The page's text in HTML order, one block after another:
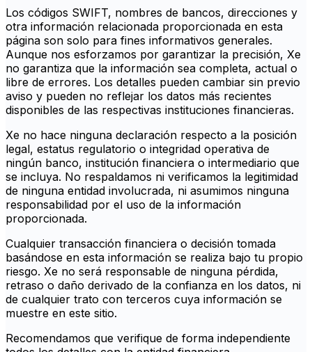
Los códigos SWIFT, nombres de bancos, direcciones y
otra información relacionada proporcionada en esta
página son solo para fines informativos generales.
Aunque nos esforzamos por garantizar la precisión, Xe
no garantiza que la información sea completa, actual o
libre de errores. Los detalles pueden cambiar sin previo
aviso y pueden no reflejar los datos más recientes
disponibles de las respectivas instituciones financieras.
Xe no hace ninguna declaración respecto a la posición
legal, estatus regulatorio o integridad operativa de
ningún banco, institución financiera o intermediario que
se incluya. No respaldamos ni verificamos la legitimidad
de ninguna entidad involucrada, ni asumimos ninguna
responsabilidad por el uso de la información
proporcionada.
Cualquier transacción financiera o decisión tomada
basándose en esta información se realiza bajo tu propio
riesgo. Xe no será responsable de ninguna pérdida,
retraso o daño derivado de la confianza en los datos, ni
de cualquier trato con terceros cuya información se
muestre en este sitio.
Recomendamos que verifique de forma independiente